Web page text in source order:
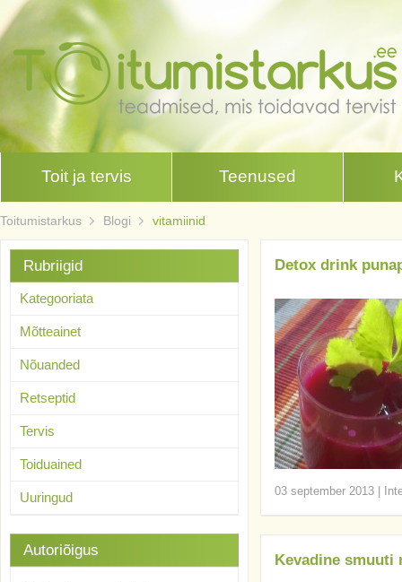
Toit ja tervis Teenused
Toitumistarkus Blogi vitamiinid
Detox drink
03 september 2013
Kevadine smuuti
Rubriigid
Kategooriata
Mõtteainet
Nõuanded
Retseptid
Tervis
Toiduained
Uuringud
Autoriõigus